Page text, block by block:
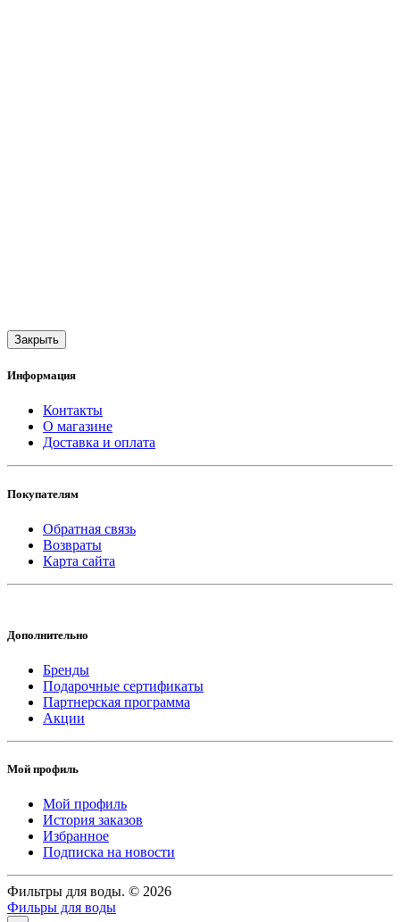
Закрыть
Информация
Контакты
О магазине
Доставка и оплата
Покупателям
Обратная связь
Возвраты
Карта сайта
Дополнительно
Бренды
Подарочные сертификаты
Партнерская программа
Акции
Мой профиль
Мой профиль
История заказов
Избранное
Подписка на новости
Фильтры для воды. © 2026
Фильры для воды